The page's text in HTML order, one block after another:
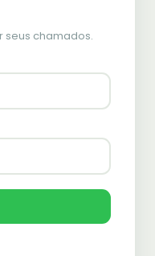
seus chamados.